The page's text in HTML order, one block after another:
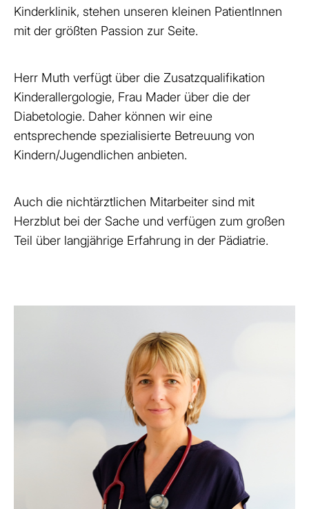
Kinderklinik, stehen unseren kleinen PatientInnen
mit der größten Passion zur Seite.
Herr Muth verfügt über die Zusatzqualifikation
Kinderallergologie, Frau Mader über die der
Diabetologie. Daher können wir eine
entsprechende spezialisierte Betreuung von
Kindern/Jugendlichen anbieten.
Auch die nichtärztlichen Mitarbeiter sind mit
Herzblut bei der Sache und verfügen zum großen
Teil über langjährige Erfahrung in der Pädiatrie.